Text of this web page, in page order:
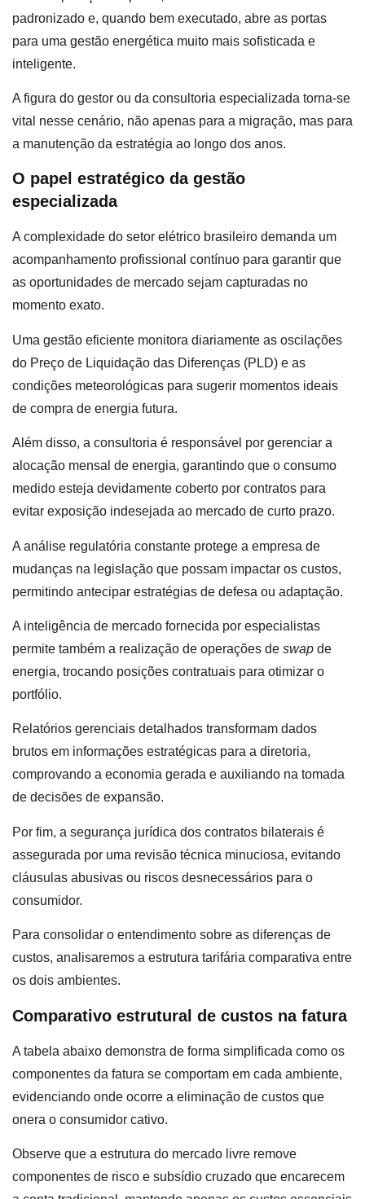
padronizado e, quando bem executado, abre as portas
para uma gestão energética muito mais sofisticada e
inteligente.
A figura do gestor ou da consultoria especializada torna-se
vital nesse cenário, não apenas para a migração, mas para
a manutenção da estratégia ao longo dos anos.
O papel estratégico da gestão
especializada
A complexidade do setor elétrico brasileiro demanda um
acompanhamento profissional contínuo para garantir que
as oportunidades de mercado sejam capturadas no
momento exato.
Uma gestão eficiente monitora diariamente as oscilações
do Preço de Liquidação das Diferenças (PLD) e as
condições meteorológicas para sugerir momentos ideais
de compra de energia futura.
Além disso, a consultoria é responsável por gerenciar a
alocação mensal de energia, garantindo que o consumo
medido esteja devidamente coberto por contratos para
evitar exposição indesejada ao mercado de curto prazo.
A análise regulatória constante protege a empresa de
mudanças na legislação que possam impactar os custos,
permitindo antecipar estratégias de defesa ou adaptação.
A inteligência de mercado fornecida por especialistas
permite também a realização de operações de swap de
energia, trocando posições contratuais para otimizar o
portfólio.
Relatórios gerenciais detalhados transformam dados
brutos em informações estratégicas para a diretoria,
comprovando a economia gerada e auxiliando na tomada
de decisões de expansão.
Por fim, a segurança jurídica dos contratos bilaterais é
assegurada por uma revisão técnica minuciosa, evitando
cláusulas abusivas ou riscos desnecessários para o
consumidor.
Para consolidar o entendimento sobre as diferenças de
custos, analisaremos a estrutura tarifária comparativa entre
os dois ambientes.
Comparativo estrutural de custos na fatura
A tabela abaixo demonstra de forma simplificada como os
componentes da fatura se comportam em cada ambiente,
evidenciando onde ocorre a eliminação de custos que
onera o consumidor cativo.
Observe que a estrutura do mercado livre remove
componentes de risco e subsídio cruzado que encarecem